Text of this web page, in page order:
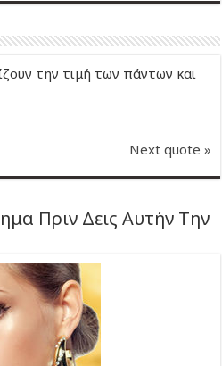
την τιμή των πάντων και
Next quote »
Πριν Δεις Αυτήν Την